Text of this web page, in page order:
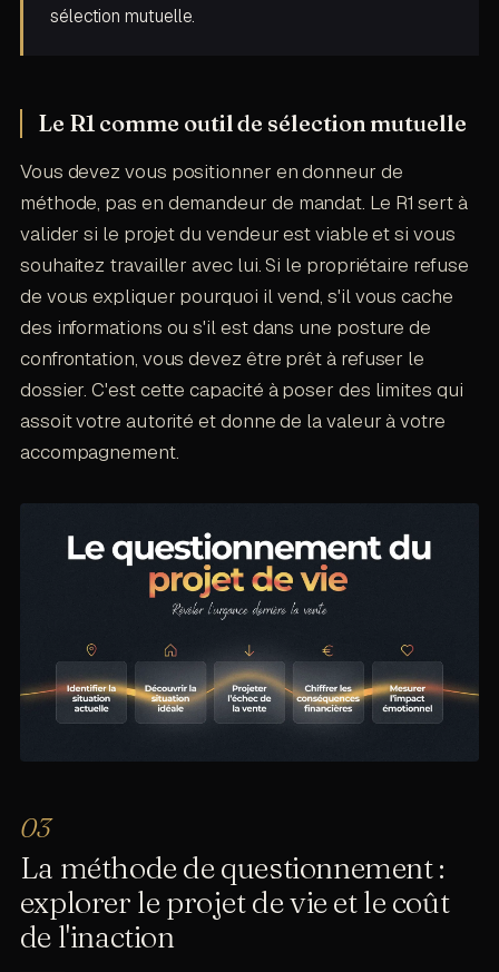
sélection mutuelle.
Le R1 comme outil de sélection mutuelle
Vous devez vous positionner en donneur de
méthode, pas en demandeur de mandat. Le R1 sert à
valider si le projet du vendeur est viable et si vous
souhaitez travailler avec lui. Si le propriétaire refuse
de vous expliquer pourquoi il vend, s'il vous cache
des informations ou s'il est dans une posture de
confrontation, vous devez être prêt à refuser le
dossier. C'est cette capacité à poser des limites qui
assoit votre autorité et donne de la valeur à votre
accompagnement.
La méthode de questionnement :
explorer le projet de vie et le coût
de l'inaction